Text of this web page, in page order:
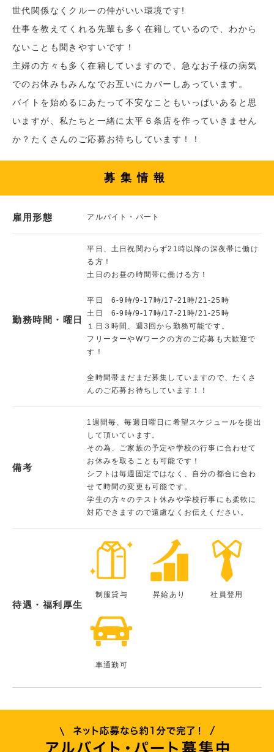
世代関係なくクルーの仲がいい環境です!
仕事を教えてくれる先輩も多く在籍しているので、わから
ないことも聞きやすいです！
主婦の方々も多く在籍していますので、急なお子様の病気
でのお休みもみんなでお互いにカバーしあっています。
バイトを始めるにあたって不安なこともいっぱいあると思
いますが、私たちと一緒に太平６条店を作っていきません
か？たくさんのご応募お待ちしています！！
募集情報
雇用形態 アルバイト・パート
勤務時間・曜日
平日、土日祝関わらず21時以降の深夜帯に働け
る方！
土日のお昼の時間帯に働ける方！
平日 6-9時/9-17時/17-21時/21-25時
土日 6-9時/9-17時/17-21時/21-25時
１日３時間、週3回から勤務可能です。
フリーターやWワークの方のご応募も大歓迎で
す！
全時間帯まだまだ募集していますので、たくさ
んのご応募お待ちしています！！
備考
1週間毎、毎週日曜日に希望スケジュールを提出
して頂いています。
その為、ご家族の予定や学校の行事に合わせて
お休みを取ることも可能です！
シフトは毎週固定ではなく、自分の都合に合わ
せて時間の変更も可能です。
学生の方々のテスト休みや学校行事にも柔軟に
対応できますので遠慮なくお伝えください。
待遇・福利厚生
制服貸与 昇給あり 社員登用
車通勤可